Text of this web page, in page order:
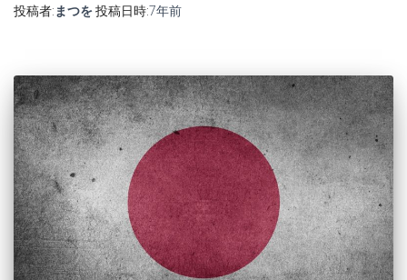
投稿者:まつを投稿日時:7年前